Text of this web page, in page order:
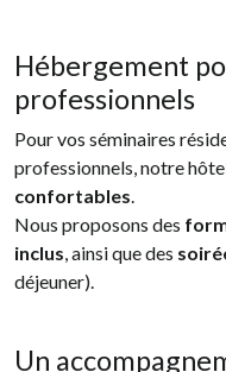
Hébergement
professionnels
Pour vos séminaires
professionnels, notre
confortables
Nous proposons des
inclus , ainsi que des
déjeuner).
Un